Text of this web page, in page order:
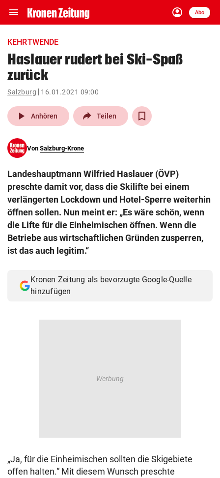
menu Navigation
ein-/ausklappen
account_circle
Anmelden
Abo
close Schließen
account_circle Anmelden
pin_drop
Wien arrow_right
search
eingeben
© Krone Multimedia GmbH & Co KG 2026
Muthgasse 2, 1190 Wien
KEHRTWENDE
Haslauer rudert bei Ski-Spaß
zurück
Salzburg 16.01.2021 09:00
play_arrow Anhören Teilen
Von Salzburg-Krone
Landeshauptmann Wilfried Haslauer (ÖVP)
preschte damit vor, dass die Skilifte bei einem
verlängerten Lockdown und Hotel-Sperre weiterhin
öffnen sollen. Nun meint er: „Es wäre schön, wenn
die Lifte für die Einheimischen öffnen. Wenn die
Betriebe aus wirtschaftlichen Gründen zusperren,
ist das auch legitim.“
Kronen Zeitung als bevorzugte Google-Quelle
hinzufügen
„Ja, für die Einheimischen sollten die Skigebiete
offen halten.“ Mit diesem Wunsch preschte